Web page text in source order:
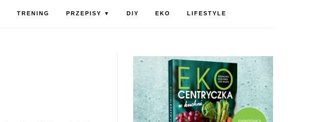
TRENING PRZEPISY ▼ DIY EKO LIFESTYLE